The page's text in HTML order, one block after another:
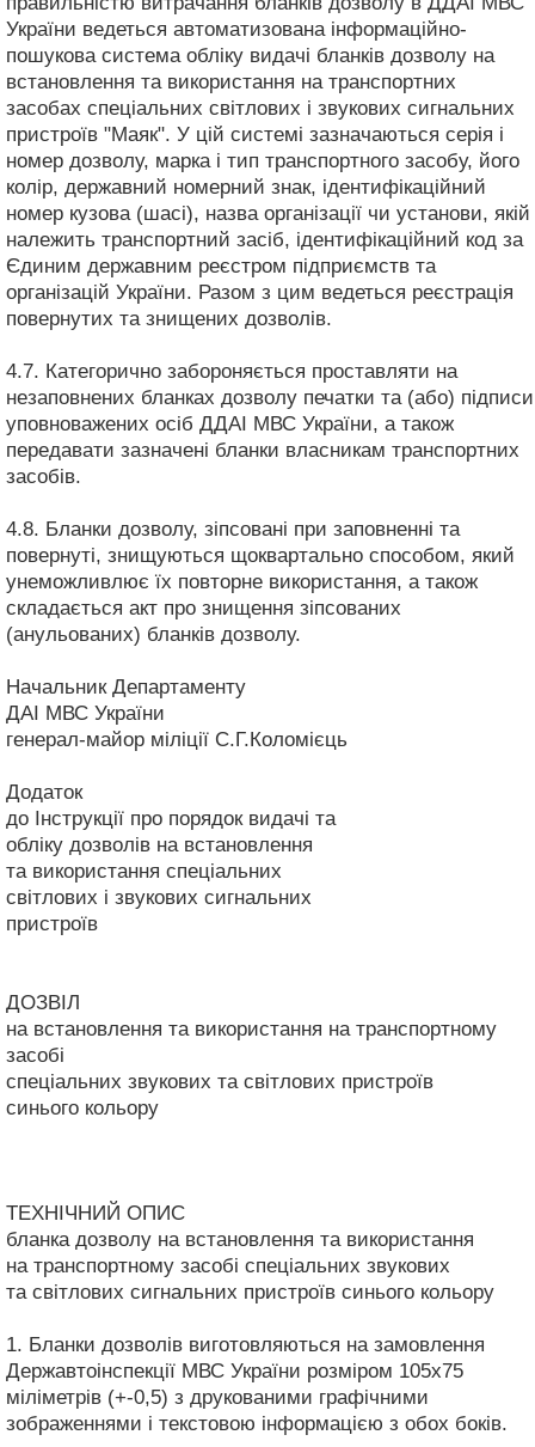
України ведеться автоматизована інформаційно-
пошукова система обліку видачі бланків дозволу на
встановлення та використання на транспортних
засобах спеціальних світлових і звукових сигнальних
пристроїв "Маяк". У цій системі зазначаються серія і
номер дозволу, марка і тип транспортного засобу, його
колір, державний номерний знак, ідентифікаційний
номер кузова (шасі), назва організації чи установи, якій
належить транспортний засіб, ідентифікаційний код за
Єдиним державним реєстром підприємств та
організацій України. Разом з цим ведеться реєстрація
повернутих та знищених дозволів.
4.7. Категорично забороняється проставляти на
незаповнених бланках дозволу печатки та (або) підписи
уповноважених осіб ДДАІ МВС України, а також
передавати зазначені бланки власникам транспортних
засобів.
4.8. Бланки дозволу, зіпсовані при заповненні та
повернуті, знищуються щоквартально способом, який
унеможливлює їх повторне використання, а також
складається акт про знищення зіпсованих
(анульованих) бланків дозволу.
Начальник Департаменту
ДАІ МВС України
генерал-майор міліції С.Г.Коломієць
Додаток
до Інструкції про порядок видачі та
обліку дозволів на встановлення
та використання спеціальних
світлових і звукових сигнальних
пристроїв
ДОЗВІЛ
на встановлення та використання на транспортному
засобі
спеціальних звукових та світлових пристроїв
синього кольору
ТЕХНІЧНИЙ ОПИС
бланка дозволу на встановлення та використання
на транспортному засобі спеціальних звукових
та світлових сигнальних пристроїв синього кольору
1. Бланки дозволів виготовляються на замовлення
Державтоінспекції МВС України розміром 105х75
міліметрів (+-0,5) з друкованими графічними
зображеннями і текстовою інформацією з обох боків.